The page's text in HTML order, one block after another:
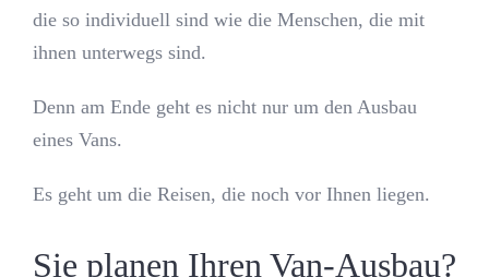
die so individuell sind wie die Menschen, die mit
ihnen unterwegs sind.
Denn am Ende geht es nicht nur um den Ausbau
eines Vans.
Es geht um die Reisen, die noch vor Ihnen liegen.
Sie planen Ihren Van-Ausbau?